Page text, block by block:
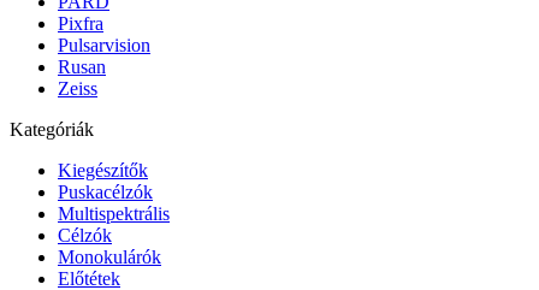
Pixfra
Pulsarvision
Rusan
Zeiss
Kategóriák
Kiegészítők
Puskacélzók
Multispektrális
Célzók
Monokulárók
Előtétek